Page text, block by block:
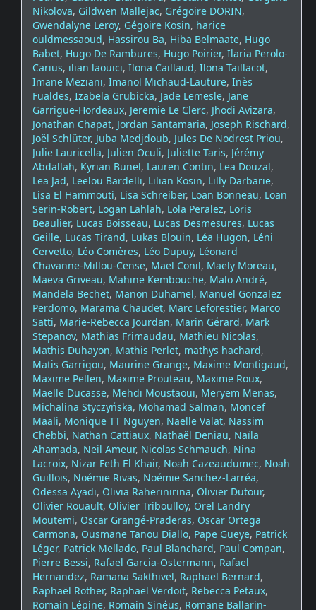
Nikolova, Gildwen Mallejac, Grégoire DORIN,
Gwendalyne Leroy, Gégoire Kosin, harice
ouldmessaoud, Hassirou Ba, Hiba Belmaate, Hugo
Babet, Hugo De Rambures, Hugo Poirier, Ilaria Perolo-
Carius, ilian laouici, Ilona Caillaud, Ilona Taillacot,
Imane Meziani, Imanol Michaud-Lauture, Inès
Fualdes, Izabela Grubicka, Jade Lemesle, Jane
Garrigue-Hordeaux, Jeremie Le Clerc, Jhodi Avizara,
Jonathan Chapat, Jordan Santamaria, Joseph Rischard,
Joël Schlüter, Juba Medjdoub, Jules De Nodrest Priou,
Julie Lauricella, Julien Oculi, Juliette Taris, Jérémy
Abdallah, Kyrian Bunel, Lauren Contin, Lea Douzal,
Lea Jad, Leelou Bardelli, Lilian Kosin, Lilly Darbarie,
Lisa El Hammouti, Lisa Schreiber, Loan Bonneau, Loan
Serin-Robert, Logan Lahlah, Lola Peralez, Loris
Beaulier, Lucas Boisseau, Lucas Desmesures, Lucas
Geille, Lucas Tirand, Lukas Blouin, Léa Hugon, Léni
Cervetto, Léo Comères, Léo Dupuy, Léonard
Chavanne-Millou-Cense, Mael Conil, Maely Moreau,
Maeva Griveau, Mahine Kembouche, Malo André,
Mandela Bechet, Manon Duhamel, Manuel Gonzalez
Perdomo, Marama Chaudet, Marc Leforestier, Marco
Satti, Marie-Rebecca Jourdan, Marin Gérard, Mark
Stepanov, Mathias Frimaudau, Mathieu Nicolas,
Mathis Duhayon, Mathis Perlet, mathys hachard,
Matis Garrigou, Maurine Grange, Maxime Montigaud,
Maxime Pellen, Maxime Prouteau, Maxime Roux,
Maëlle Ducasse, Mehdi Moustaoui, Meryem Menas,
Michalina Styczyńska, Mohamad Salman, Moncef
Maali, Monique TT Nguyen, Naelle Valat, Nassim
Chebbi, Nathan Cattiaux, Nathaël Deniau, Naïla
Ahamada, Neil Ameur, Nicolas Schmauch, Nina
Lacroix, Nizar Feth El Khair, Noah Cazeaudumec, Noah
Guillois, Noémie Rivas, Noémie Sanchez-Larréa,
Odessa Ayadi, Olivia Raherinirina, Olivier Dutour,
Olivier Rouault, Olivier Triboulloy, Orel Landry
Moutemi, Oscar Grangé-Praderas, Oscar Ortega
Carmona, Ousmane Tanou Diallo, Pape Gueye, Patrick
Léger, Patrick Mellado, Paul Blanchard, Paul Compan,
Pierre Bessi, Rafael Garcia-Ostermann, Rafael
Hernandez, Ramana Sakthivel, Raphaël Bernard,
Raphaël Rother, Raphaël Verdoit, Rebecca Petaux,
Romain Lépine, Romain Sinéus, Romane Ballarin-